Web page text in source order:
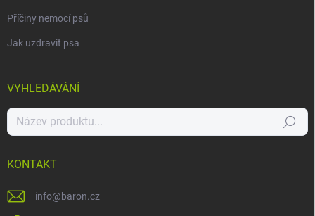
Příčiny nemocí psů
Jak uzdravit psa
VYHLEDÁVÁNÍ
Hledat
KONTAKT
info@baron.cz